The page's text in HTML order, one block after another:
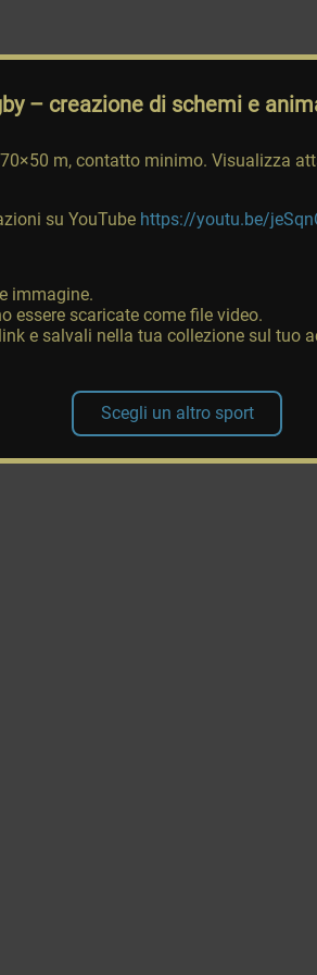
– creazione di schemi e
m, contatto minimo. Visualizza
su YouTube https://youtu.be/
immagine.
essere scaricate come file video.
e salvali nella tua collezione sul tuo
Scegli un altro sport